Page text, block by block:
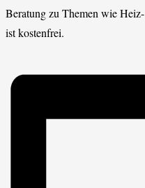
Beratung zu Themen wie
ist kostenfrei.